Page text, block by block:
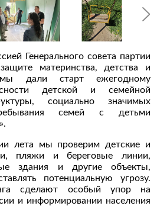
Генерального совета партии
материнства, детства и
дали старт ежегодному
детской и семейной
социально значимых
семей с детьми
лета мы проверим детские и
пляжи и береговые линии,
здания и другие объекты,
потенциальную угрозу.
сделают особый упор на
и информировании населения